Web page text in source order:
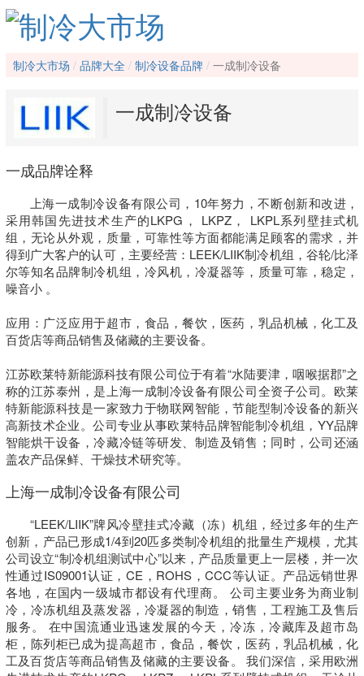
制冷大市场 品牌大全 制冷设备品牌 一成制冷设备
一成制冷设备
一成品牌诠释
上海一成制冷设备有限公司，10年努力，不断创新和改进，
采用韩国先进技术生产的LKPG， LKPZ， LKPL系列壁挂式机
组，无论从外观，质量，可靠性等方面都能满足顾客的需求，并
得到广大客户的认可，主要经营：LEEK/LIIK制冷机组，谷轮/比泽
尔等知名品牌制冷机组，冷风机，冷凝器等，质量可靠，稳定，
噪音小 。
应用：广泛应用于超市，食品，餐饮，医药，乳品机械，化工及
百货店等商品销售及储藏的主要设备。
江苏欧莱特新能源科技有限公司位于有着“水陆要津，咽喉据郡”之
称的江苏泰州，是上海一成制冷设备有限公司全资子公司。欧莱
特新能源科技是一家致力于物联网智能，节能型制冷设备的新兴
高新技术企业。公司专业从事欧莱特品牌智能制冷机组，YY品牌
智能烘干设备，冷藏冷链等研发、制造及销售；同时，公司还涵
盖农产品保鲜、干燥技术研究等。
上海一成制冷设备有限公司
“LEEK/LIIK”牌风冷壁挂式冷藏（冻）机组，经过多年的生产
创新，产品已形成1/4到20匹多类制冷机组的批量生产规模，尤其
公司设立“制冷机组测试中心”以来，产品质量更上一层楼，并一次
性通过IS09001认证，CE，ROHS，CCC等认证。产品远销世界
各地，在国内一级城市都设有代理商。 公司主要业务为商业制
冷，冷冻机组及蒸发器，冷凝器的制造，销售，工程施工及售后
服务。 在中国流通业迅速发展的今天，冷冻，冷藏库及超市岛
柜，陈列柜已成为提高超市，食品，餐饮，医药，乳品机械，化
工及百货店等商品销售及储藏的主要设备。 我们深信，采用欧洲